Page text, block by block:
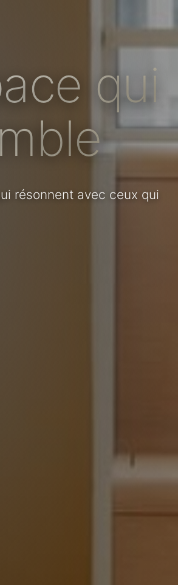
qui
résonnent avec ceux qui